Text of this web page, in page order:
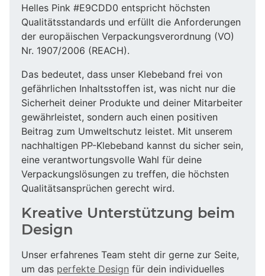
Helles Pink #E9CDD0 entspricht höchsten
Qualitätsstandards und erfüllt die Anforderungen
der europäischen Verpackungsverordnung (VO)
Nr. 1907/2006 (REACH).
Das bedeutet, dass unser Klebeband frei von
gefährlichen Inhaltsstoffen ist, was nicht nur die
Sicherheit deiner Produkte und deiner Mitarbeiter
gewährleistet, sondern auch einen positiven
Beitrag zum Umweltschutz leistet. Mit unserem
nachhaltigen PP-Klebeband kannst du sicher sein,
eine verantwortungsvolle Wahl für deine
Verpackungslösungen zu treffen, die höchsten
Qualitätsansprüchen gerecht wird.
Kreative Unterstützung beim
Design
Unser erfahrenes Team steht dir gerne zur Seite,
um das perfekte Design für dein individuelles